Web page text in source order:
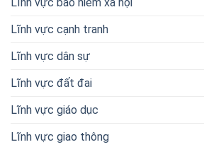
Lĩnh vực cạnh tranh
Lĩnh vực dân sự
Lĩnh vực đất đai
Lĩnh vực giáo dục
Lĩnh vực giao thông